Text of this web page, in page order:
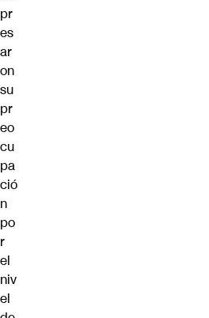
pr
es
ar
on
su
pr
eo
cu
pa
ció
n
po
r
el
niv
el